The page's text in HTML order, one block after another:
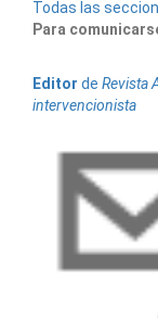
Todas las
Para
Editor de Revista
intervencionista